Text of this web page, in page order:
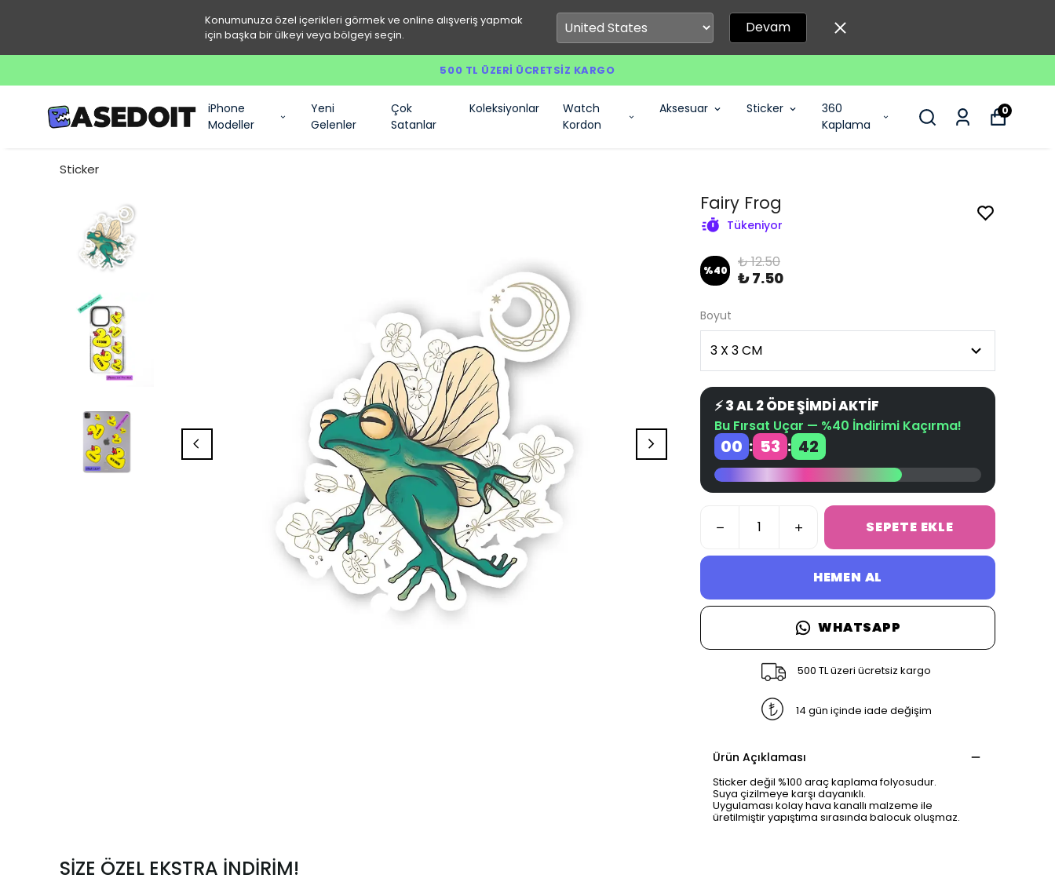
Konumunuza özel içerikleri görmek ve online alışveriş yapmak
için başka bir ülkeyi veya bölgeyi seçin.
Devam
500 TL ÜZERI ÜCRETSIZ KARGO
iPhone
Modeller
Yeni
Gelenler
Çok
Satanlar
Koleksiyonlar
Watch
Kordon
Aksesuar Sticker
360
Kaplama
0
Sticker
Fairy Frog
Tükeniyor
%40 ₺ 12.50
₺ 7.50
Boyut
⚡ 3 AL 2 ÖDE ŞİMDİ AKTİF
Bu Fırsat Uçar — %40 İndirimi Kaçırma!
00 : 53 : 41
SEPETE EKLE
HEMEN AL
WHATSAPP
500 TL üzeri ücretsiz kargo
14 gün içinde iade değişim
Ürün Açıklaması
Sticker değil %100 araç kaplama folyosudur.
Suya çizilmeye karşı dayanıklı.
Uygulaması kolay hava kanallı malzeme ile
üretilmiştir yapıştıma sırasında balocuk oluşmaz.
SİZE ÖZEL EKSTRA İNDİRİM!